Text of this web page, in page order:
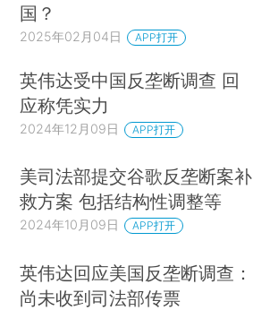
国？
2025年02月04日 APP打开
英伟达受中国反垄断调查 回
应称凭实力
2024年12月09日 APP打开
美司法部提交谷歌反垄断案补
救方案 包括结构性调整等
2024年10月09日 APP打开
英伟达回应美国反垄断调查：
尚未收到司法部传票